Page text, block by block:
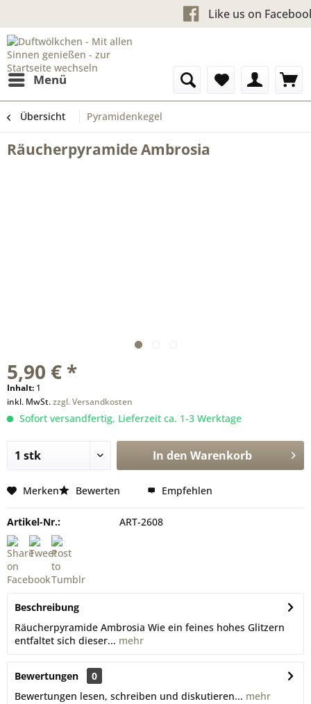
Kostenloser Versand ab 60
Like us
Menü
Übersicht Pyramidenkegel
Räucherpyramide Ambrosia
5,90 € *
Inhalt: 1
inkl. MwSt.zzgl. Versandkosten
Sofort versandfertig, Lieferzeit ca. 1-3 Werktage
In den Warenkorb
Merken Bewerten Empfehlen
Artikel-Nr.: ART-2608
Beschreibung
Räucherpyramide Ambrosia Wie ein feines hohes Glitzern
entfaltet sich dieser... mehr
Bewertungen
0
Bewertungen lesen, schreiben und diskutieren... mehr